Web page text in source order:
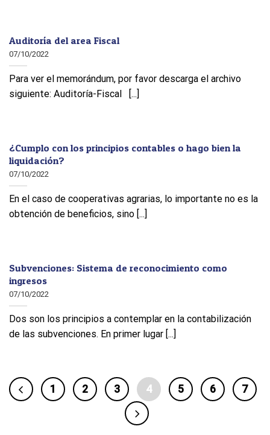
Auditoría del area Fiscal
07/10/2022
Para ver el memorándum, por favor descarga el archivo
siguiente: Auditoría-Fiscal [...]
¿Cumplo con los principios contables o hago bien la
liquidación?
07/10/2022
En el caso de cooperativas agrarias, lo importante no es la
obtención de beneficios, sino [...]
Subvenciones: Sistema de reconocimiento como
ingresos
07/10/2022
Dos son los principios a contemplar en la contabilización
de las subvenciones. En primer lugar [...]
1 2 3 4 5 6 7